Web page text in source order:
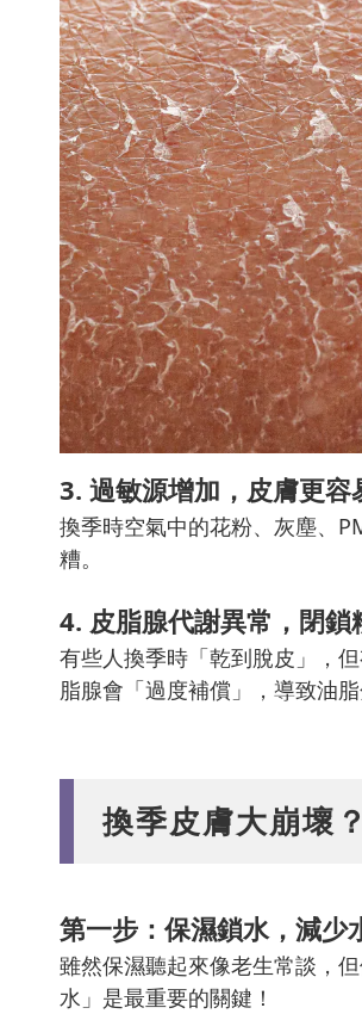
3. 過敏源增加，皮膚更容
換季時空氣中的花粉、灰塵、
糟。
4. 皮脂腺代謝異常，閉鎖
有些人換季時「乾到脫皮」，
脂腺會「過度補償」，導致油
換季皮膚大崩壞
第一步：保濕鎖水，減少
雖然保濕聽起來像老生常談，
水」是最重要的關鍵！